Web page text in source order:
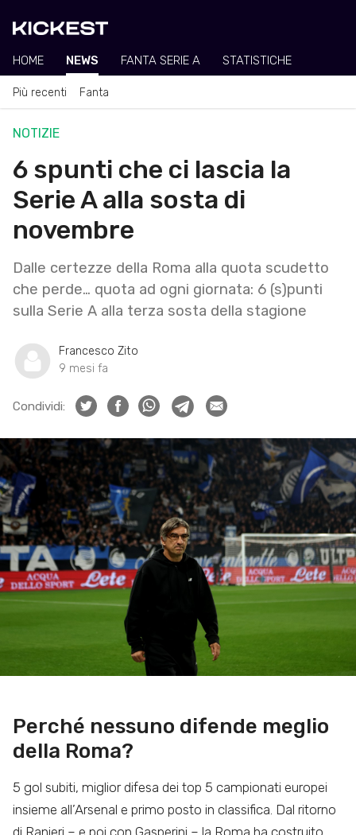
HOME NEWS FANTA SERIE A STATISTICHE
Più recenti Fanta
NOTIZIE
6 spunti che ci lascia la
Serie A alla sosta di
novembre
Dalle certezze della Roma alla quota scudetto
che perde… quota ad ogni giornata: 6 (s)punti
sulla Serie A alla terza sosta della stagione
Francesco Zito
9 mesi fa
Condividi:
Perché nessuno difende meglio
della Roma?
5 gol subiti, miglior difesa dei top 5 campionati europei
insieme all’Arsenal e primo posto in classifica. Dal ritorno
di Ranieri – e poi con Gasperini – la Roma ha costruito